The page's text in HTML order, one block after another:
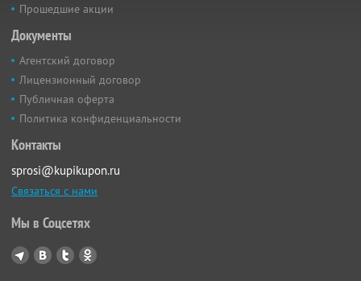
Прошедшие акции
Документы
Агентский договор
Лицензионный договор
Публичная оферта
Политика конфиденциальности
Контакты
sprosi@kupikupon.ru
Связаться с нами
Мы в Соцсетях